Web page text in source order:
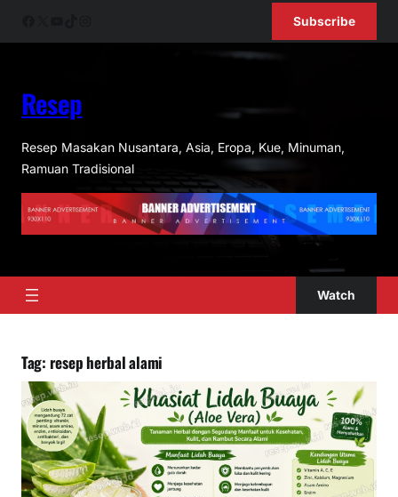
Subscribe
Resep
Resep Masakan Nusantara, Asia, Eropa, Kue, Minuman,
Ramuan Tradisional
Watch
Tag: resep herbal alami